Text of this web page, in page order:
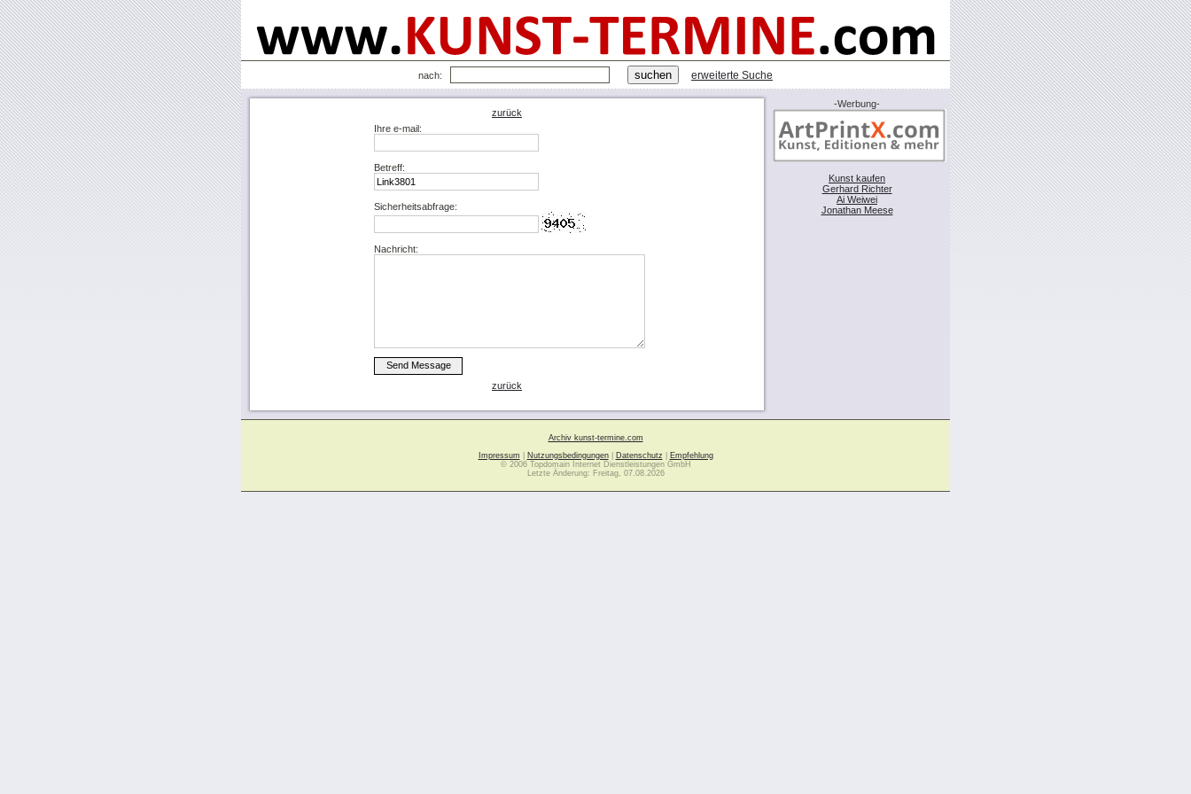
nach: erweiterte Suche
zurück
Ihre e-mail:
Betreff:
Sicherheitsabfrage:
Nachricht:
zurück
-Werbung-
Kunst kaufen
Gerhard Richter
Ai Weiwei
Jonathan Meese
Archiv kunst-termine.com
Impressum
Nutzungsbedingungen| Datenschutz
Empfehlung
© 2006 Topdomain Internet Dienstleistungen GmbH
Letzte Änderung: Freitag, 07.08.2026